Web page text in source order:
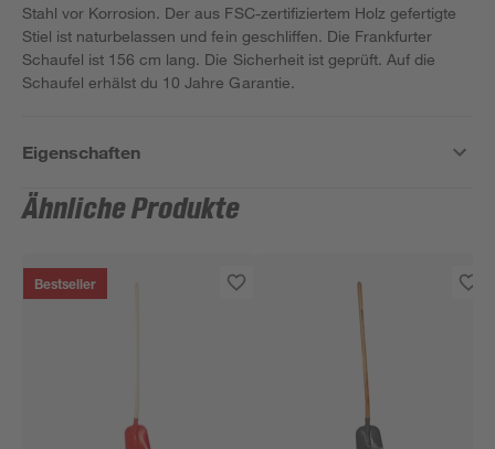
Stahl vor Korrosion. Der aus FSC-zertifiziertem Holz gefertigte
Stiel ist naturbelassen und fein geschliffen. Die Frankfurter
Schaufel ist 156 cm lang. Die Sicherheit ist geprüft. Auf die
Schaufel erhälst du 10 Jahre Garantie.
Eigenschaften
Ähnliche Produkte
Bestseller